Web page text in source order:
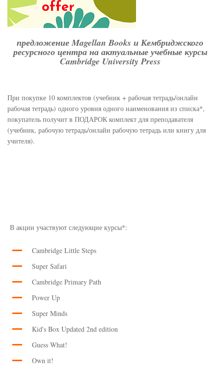
предложение Magellan Books и Кембриджского
ресурсного центра на актуальные учебные курсы
Cambridge University Press
При покупке 10 комплектов (учебник + рабочая тетрадь/онлайн
рабочая тетрадь) одного уровня одного наименования из списка*,
покупатель получит в ПОДАРОК комплект для преподавателя
(учебник, рабочую тетрадь/онлайн рабочую тетрадь или книгу для
учителя).
В акции участвуют следующие курсы*:
Cambridge Little Steps
Super Safari
Cambridge Primary Path
Power Up
Super Minds
Kid's Box Updated 2nd edition
Guess What!
Own it!